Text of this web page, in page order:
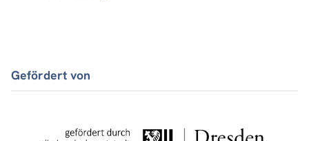
Gefördert von